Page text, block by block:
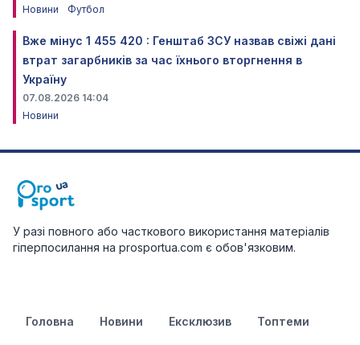
Новини
Футбол
Вже мінус 1 455 420 : Генштаб ЗСУ назвав свіжі дані
втрат загарбників за час їхнього вторгнення в
Україну
07.08.2026 14:04
Новини
У разі повного або часткового використання матеріалів
гіперпосилання на prosportua.com є обов'язковим.
Головна Новини Ексклюзив Топтеми